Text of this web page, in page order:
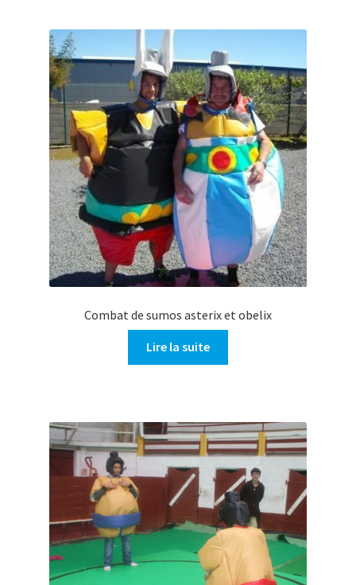
Combat de sumos asterix et obelix
Lire la suite